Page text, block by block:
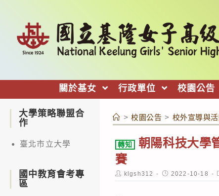
關於基女 行政單位 校園公告
> 校園公告 > 校外宣導與
轉知
朝陽科技大學
賽
Post
author:
klgsh312
Post
published:
2022-10-18
大學策略聯盟合
作
臺北市立大學
國中教育會考專
區